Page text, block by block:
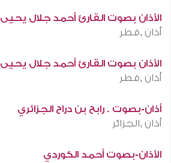
الأذان بصوت القارئ أحمد جلال يحيى
أذان ,قطر
الأذان بصوت القارئ أحمد جلال يحيى
أذان ,قطر
أذان-بصوت . رابح بن دراح الجزائري
أذان ,الجزائر
الأذان-بصوت أحمد الكوردي